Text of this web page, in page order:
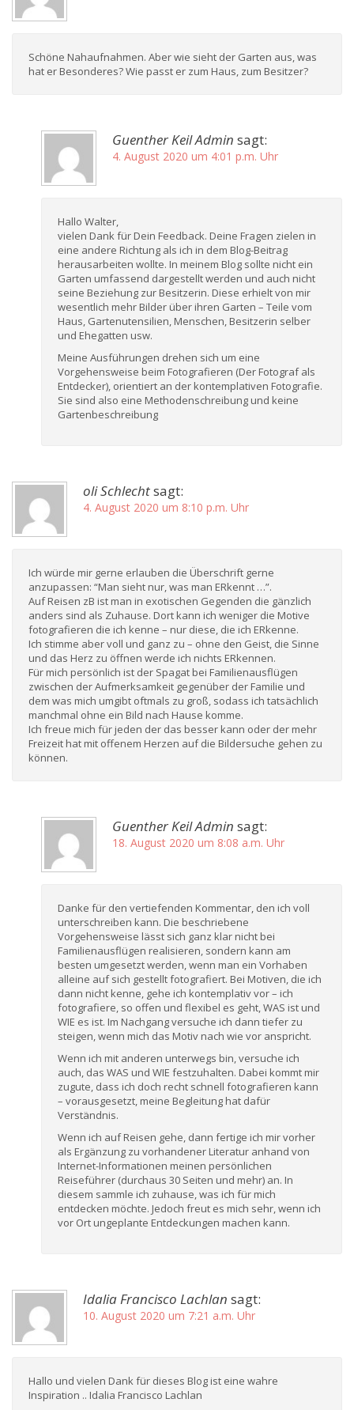
Schöne Nahaufnahmen. Aber wie sieht der Garten aus, was
hat er Besonderes? Wie passt er zum Haus, zum Besitzer?
Guenther Keil Admin sagt:
4. August 2020 um 4:01 p.m. Uhr
Hallo Walter,
vielen Dank für Dein Feedback. Deine Fragen zielen in
eine andere Richtung als ich in dem Blog-Beitrag
herausarbeiten wollte. In meinem Blog sollte nicht ein
Garten umfassend dargestellt werden und auch nicht
seine Beziehung zur Besitzerin. Diese erhielt von mir
wesentlich mehr Bilder über ihren Garten – Teile vom
Haus, Gartenutensilien, Menschen, Besitzerin selber
und Ehegatten usw.
Meine Ausführungen drehen sich um eine
Vorgehensweise beim Fotografieren (Der Fotograf als
Entdecker), orientiert an der kontemplativen Fotografie.
Sie sind also eine Methodenschreibung und keine
Gartenbeschreibung
oli Schlechtsagt:
4. August 2020 um 8:10 p.m. Uhr
Ich würde mir gerne erlauben die Überschrift gerne
anzupassen: “Man sieht nur, was man ERkennt …”.
Auf Reisen zB ist man in exotischen Gegenden die gänzlich
anders sind als Zuhause. Dort kann ich weniger die Motive
fotografieren die ich kenne – nur diese, die ich ERkenne.
Ich stimme aber voll und ganz zu – ohne den Geist, die Sinne
und das Herz zu öffnen werde ich nichts ERkennen.
Für mich persönlich ist der Spagat bei Familienausflügen
zwischen der Aufmerksamkeit gegenüber der Familie und
dem was mich umgibt oftmals zu groß, sodass ich tatsächlich
manchmal ohne ein Bild nach Hause komme.
Ich freue mich für jeden der das besser kann oder der mehr
Freizeit hat mit offenem Herzen auf die Bildersuche gehen zu
können.
Guenther Keil Admin sagt:
18. August 2020 um 8:08 a.m. Uhr
Danke für den vertiefenden Kommentar, den ich voll
unterschreiben kann. Die beschriebene
Vorgehensweise lässt sich ganz klar nicht bei
Familienausflügen realisieren, sondern kann am
besten umgesetzt werden, wenn man ein Vorhaben
alleine auf sich gestellt fotografiert. Bei Motiven, die ich
dann nicht kenne, gehe ich kontemplativ vor – ich
fotografiere, so offen und flexibel es geht, WAS ist und
WIE es ist. Im Nachgang versuche ich dann tiefer zu
steigen, wenn mich das Motiv nach wie vor anspricht.
Wenn ich mit anderen unterwegs bin, versuche ich
auch, das WAS und WIE festzuhalten. Dabei kommt mir
zugute, dass ich doch recht schnell fotografieren kann
– vorausgesetzt, meine Begleitung hat dafür
Verständnis.
Wenn ich auf Reisen gehe, dann fertige ich mir vorher
als Ergänzung zu vorhandener Literatur anhand von
Internet-Informationen meinen persönlichen
Reiseführer (durchaus 30 Seiten und mehr) an. In
diesem sammle ich zuhause, was ich für mich
entdecken möchte. Jedoch freut es mich sehr, wenn ich
vor Ort ungeplante Entdeckungen machen kann.
Idalia Francisco Lachlan sagt:
10. August 2020 um 7:21 a.m. Uhr
Hallo und vielen Dank für dieses Blog ist eine wahre
Inspiration .. Idalia Francisco Lachlan